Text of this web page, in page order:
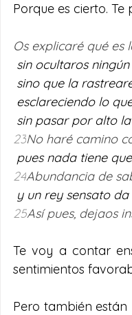
Porque es cierto.
Os explicaré qué es
sin ocultaros
sino que la
esclareciendo lo
sin pasar por alto
23No haré camino
pues nada tiene
24Abundancia de
y un rey sensato
25Así pues, dejaos
Te voy a contar
sentimientos
Pero también están